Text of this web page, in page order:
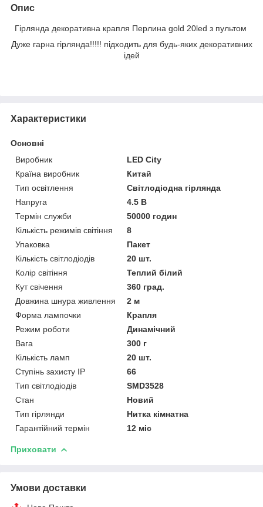
Опис
Гірлянда декоративна крапля Перлина gold 20led з пультом
Дуже гарна гірлянда!!!!! підходить для будь-яких декоративних
ідей
Характеристики
Основні
Виробник
LED City
Країна виробник
Китай
Тип освітлення
Світлодіодна гірлянда
Напруга
4.5 В
Термін служби
50000 годин
Кількість режимів світіння
8
Упаковка
Пакет
Кількість світлодіодів
20 шт.
Колір світіння
Теплий білий
Кут свічення
360 град.
Довжина шнура живлення
2 м
Форма лампочки
Крапля
Режим роботи
Динамічний
Вага
300 г
Кількість ламп
20 шт.
Ступінь захисту IP
66
Тип світлодіодів
SMD3528
Стан
Новий
Тип гірлянди
Нитка кімнатна
Гарантійний термін
12 міс
Приховати
Умови доставки